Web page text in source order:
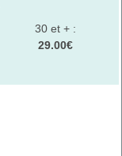
30 et + :
29.00€